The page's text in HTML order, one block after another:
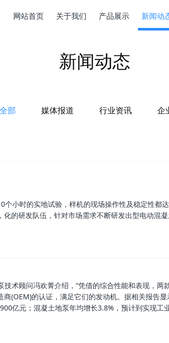
网站首页 关于我们 产品展示 新闻动
新闻动态
全部 媒体报道 行业资讯 企
小时的实地试验，样机的现场操作性及稳定性都
的研发队伍，针对市场需求不断研发出型电动混
术顾问冯欢菁介绍，“凭借的综合性能和表现，两
(OEM)的认证，满足它们的发动机。据相关报告
亿元；混凝土地泵年均增长3.8%，预计到实现工